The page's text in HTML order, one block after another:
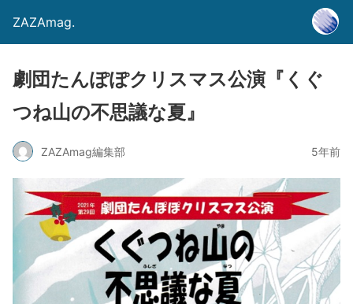
ZAZAmag.
劇団たんぽぽクリスマス公演『くぐ
つね山の不思議な夏』
ZAZAmag編集部 5年前